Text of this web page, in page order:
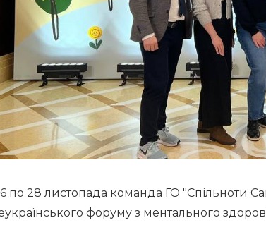
по 28 листопада команда ГО "Спільноти
форуму з ментального